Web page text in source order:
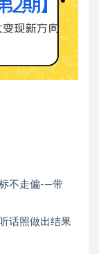
不走偏-—带
话照做出结果